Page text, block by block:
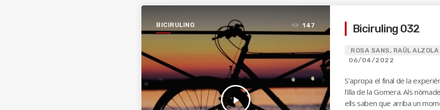
BICIRULING
play_arrow
147 Biciruling 032
ROSA SANS, RAÜL
06/04/2022
S’apropa el final de la
l’illa de la Gomera. Als
ells saben que arriba un